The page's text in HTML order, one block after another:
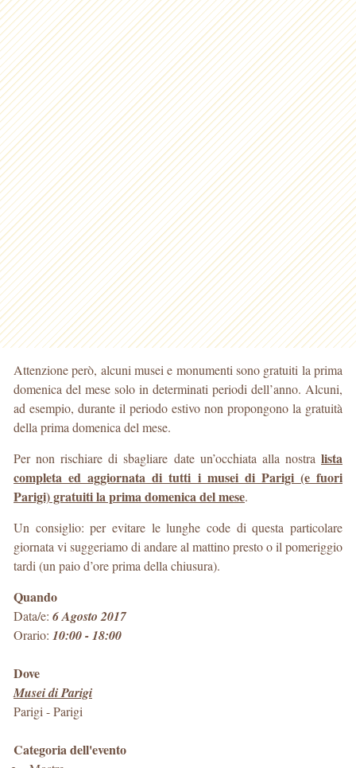
Attenzione però, alcuni musei e monumenti sono gratuiti la prima
domenica del mese solo in determinati periodi dell’anno. Alcuni,
ad esempio, durante il periodo estivo non propongono la gratuità
della prima domenica del mese.
Per non rischiare di sbagliare date un’occhiata alla nostra lista
completa ed aggiornata di tutti i musei di Parigi (e fuori
Parigi) gratuiti la prima domenica del mese.
Un consiglio: per evitare le lunghe code di questa particolare
giornata vi suggeriamo di andare al mattino presto o il pomeriggio
tardi (un paio d’ore prima della chiusura).
Quando
Data/e: 6 Agosto 2017
Orario: 10:00 - 18:00
Dove
Musei di Parigi
Parigi -Parigi
Categoria dell'evento